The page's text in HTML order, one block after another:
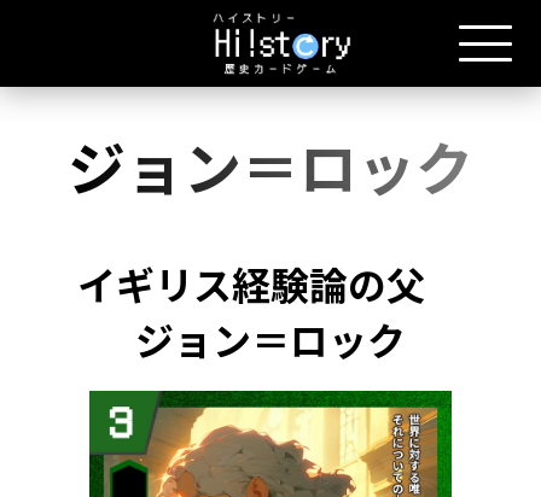
ジョン＝ロック
イギリス経験論の父
ジョン＝ロック